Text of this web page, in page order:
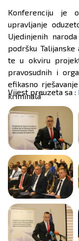
Konferenciju je
upravljanje
Ujedinjenih
podršku Talijanske
te u okviru
pravosudnih i
efikasno
kriminala"
Vijest preuzeta sa :